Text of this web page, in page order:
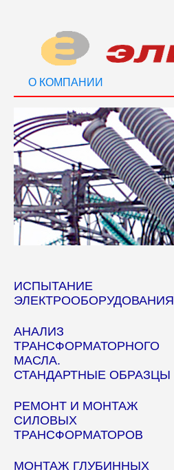
О КОМПАНИИ
ИСПЫТАНИЕ
ЭЛЕКТРООБОРУДОВАНИЯ
АНАЛИЗ
ТРАНСФОРМАТОРНОГО
МАСЛА.
СТАНДАРТНЫЕ ОБРАЗЦЫ
РЕМОНТ И МОНТАЖ
СИЛОВЫХ
ТРАНСФОРМАТОРОВ
МОНТАЖ ГЛУБИННЫХ